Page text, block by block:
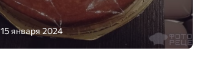
15 января 2024